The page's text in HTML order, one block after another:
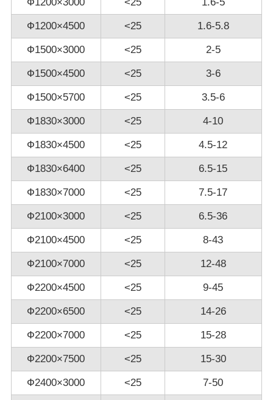
Ф1200×4500 <25 1.6-5.8
Ф1500×3000 <25 2-5
Ф1500×4500 <25 3-6
Ф1500×5700 <25 3.5-6
Ф1830×3000 <25 4-10
Ф1830×4500 <25 4.5-12
Ф1830×6400 <25 6.5-15
Ф1830×7000 <25 7.5-17
Ф2100×3000 <25 6.5-36
Ф2100×4500 <25 8-43
Ф2100×7000 <25 12-48
Ф2200×4500 <25 9-45
Ф2200×6500 <25 14-26
Ф2200×7000 <25 15-28
Ф2200×7500 <25 15-30
Ф2400×3000 <25 7-50